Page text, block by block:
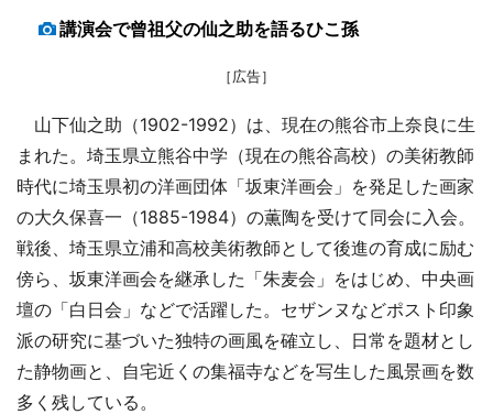
講演会で曾祖父の仙之助を語るひこ孫
［広告］
山下仙之助（1902-1992）は、現在の熊谷市上奈良に生
まれた。埼玉県立熊谷中学（現在の熊谷高校）の美術教師
時代に埼玉県初の洋画団体「坂東洋画会」を発足した画家
の大久保喜一（1885-1984）の薫陶を受けて同会に入会。
戦後、埼玉県立浦和高校美術教師として後進の育成に励む
傍ら、坂東洋画会を継承した「朱麦会」をはじめ、中央画
壇の「白日会」などで活躍した。セザンヌなどポスト印象
派の研究に基づいた独特の画風を確立し、日常を題材とし
た静物画と、自宅近くの集福寺などを写生した風景画を数
多く残している。